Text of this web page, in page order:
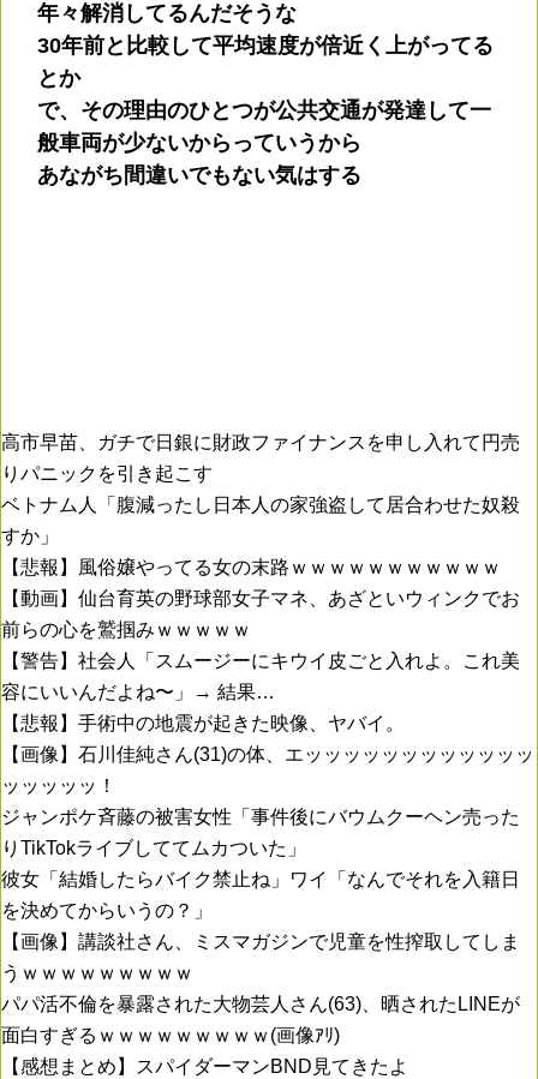
年々解消してるんだそうな
30年前と比較して平均速度が倍近く上がってる
とか
で、その理由のひとつが公共交通が発達して一
般車両が少ないからっていうから
あながち間違いでもない気はする
高市早苗、ガチで日銀に財政ファイナンスを申し入れて円売
りパニックを引き起こす
ベトナム人「腹減ったし日本人の家強盗して居合わせた奴殺
すか」
【悲報】風俗嬢やってる女の末路ｗｗｗｗｗｗｗｗｗｗｗ
【動画】仙台育英の野球部女子マネ、あざといウィンクでお
前らの心を鷲掴みｗｗｗｗｗ
【警告】社会人「スムージーにキウイ皮ごと入れよ。これ美
容にいいんだよね〜」→ 結果…
【悲報】手術中の地震が起きた映像、ヤバイ。
【画像】石川佳純さん(31)の体、エッッッッッッッッッッッッ
ッッッッッ！
ジャンポケ斉藤の被害女性「事件後にバウムクーヘン売った
りTikTokライブしててムカついた」
彼女「結婚したらバイク禁止ね」ワイ「なんでそれを入籍日
を決めてからいうの？」
【画像】講談社さん、ミスマガジンで児童を性搾取してしま
うｗｗｗｗｗｗｗｗｗ
パパ活不倫を暴露された大物芸人さん(63)、晒されたLINEが
面白すぎるｗｗｗｗｗｗｗｗｗ(画像ｱﾘ)
【感想まとめ】スパイダーマンBND見てきたよ